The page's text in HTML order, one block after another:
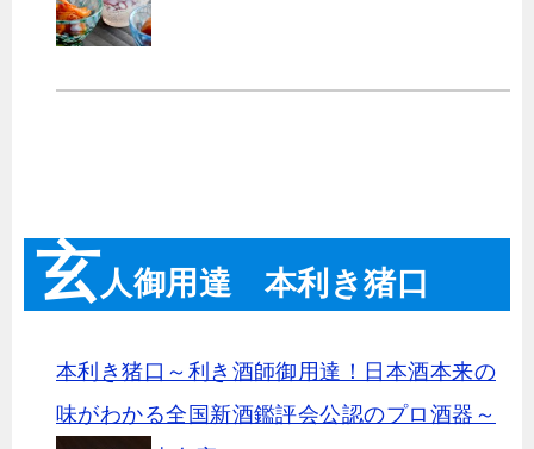
玄人御用達 本利き猪口
本利き猪口～利き酒師御用達！日本酒本来の
味がわかる全国新酒鑑評会公認のプロ酒器～